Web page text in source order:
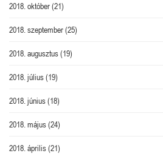
2018. október(21)
2018. szeptember(25)
2018. augusztus(19)
2018. július(19)
2018. június(18)
2018. május(24)
2018. április(21)